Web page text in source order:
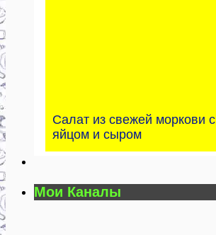
Салат из свежей моркови с
яйцом и сыром
Мои Каналы